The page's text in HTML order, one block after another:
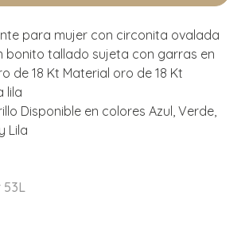
para mujer con circonita ovalada
bonito tallado sujeta con garras en
de 18 Kt Material oro de 18 Kt
lila
Disponible en colores Azul, Verde,
Lila